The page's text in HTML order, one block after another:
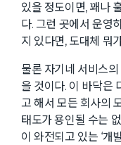
있을 정도이면, 꽤나
다. 그런 곳에서 운영
지 있다면, 도대체 뭐
물론 자기네 서비스
을 것이다. 이 바닥은
고 해서 모든 회사의
태도가 용인될 수는
이 와전되고 있는 ‘개